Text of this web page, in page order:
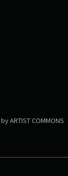
by ARTIST COMMONS